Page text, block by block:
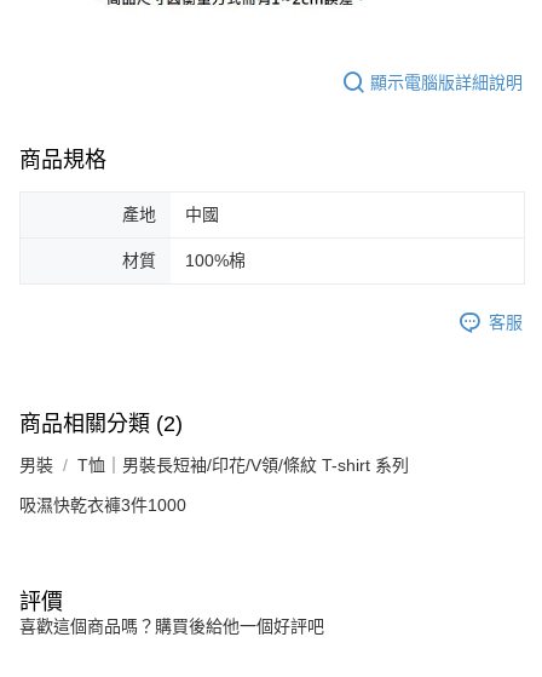
顯示電腦版詳細說明
商品規格
產地 中國
材質 100%棉
客服
商品相關分類 (2)
男裝 T恤｜男裝長短袖/印花/V領/條紋 T-shirt 系列
吸濕快乾衣褲3件1000
評價
喜歡這個商品嗎？購買後給他一個好評吧